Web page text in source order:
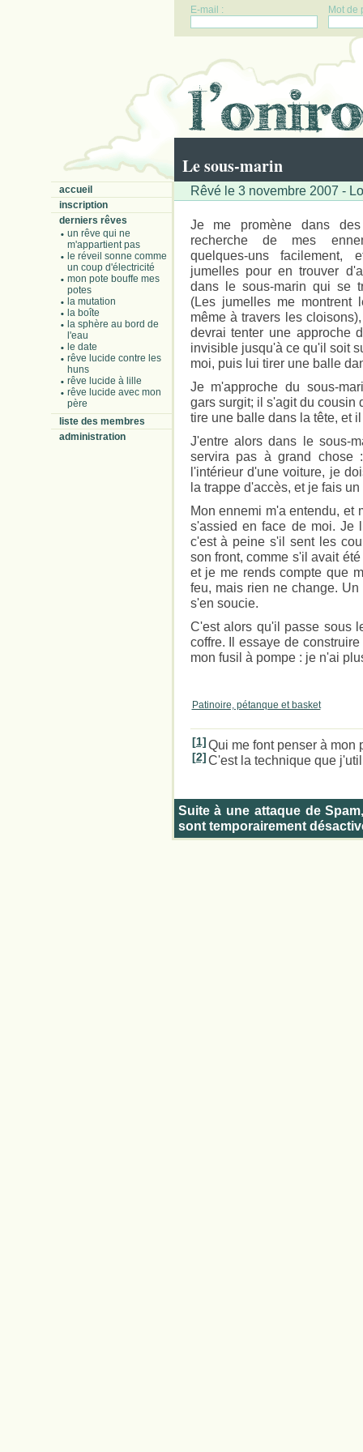
E-mail : Mot de
Le sous-marin
accueil
inscription
derniers rêves
un rêve qui ne
m'appartient pas
le réveil sonne comme
un coup d'électricité
mon pote bouffe mes
potes
la mutation
la boîte
la sphère au bord de
l'eau
le date
rêve lucide contre les
huns
rêve lucide à lille
rêve lucide avec mon
père
liste des membres
administration
Rêvé le 3 novembre 2007 -
Je me promène dans des
recherche de mes
quelques-uns
jumelles pour en trouver
dans le sous-marin qui se
(Les jumelles me montrent
même à travers les
devrai tenter une approche
invisible jusqu'à ce qu'il soit
moi, puis lui tirer une balle
Je m'approche du sous-
gars surgit; il s'agit du cousin
tire une balle dans la tête, et
J'entre alors dans le sous-
servira pas à grand chose
l'intérieur d'une voiture, je
la trappe d'accès, et je fais
Mon ennemi m'a entendu, et
s'assied en face de moi. Je
c'est à peine s'il sent les
son front, comme s'il avait
et je me rends compte que
feu, mais rien ne change.
s'en soucie.
C'est alors qu'il passe sous
coffre. Il essaye de
mon fusil à pompe : je n'ai
Patinoire, pétanque et basket
[1] Qui me font penser à mon
[2] C'est la technique que
Suite à une attaque de
sont temporairement